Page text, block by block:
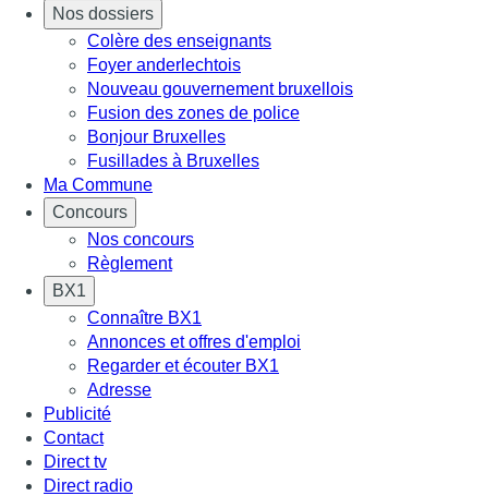
Nos dossiers
Colère des enseignants
Foyer anderlechtois
Nouveau gouvernement bruxellois
Fusion des zones de police
Bonjour Bruxelles
Fusillades à Bruxelles
Ma Commune
Concours
Nos concours
Règlement
BX1
Connaître BX1
Annonces et offres d'emploi
Regarder et écouter BX1
Adresse
Publicité
Contact
Direct tv
Direct radio